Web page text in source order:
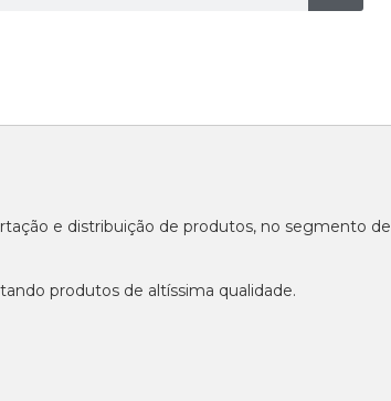
e distribuição de produtos, no segmento de
produtos de altíssima qualidade.